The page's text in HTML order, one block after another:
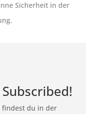
Sicherheit in der
findest du in der